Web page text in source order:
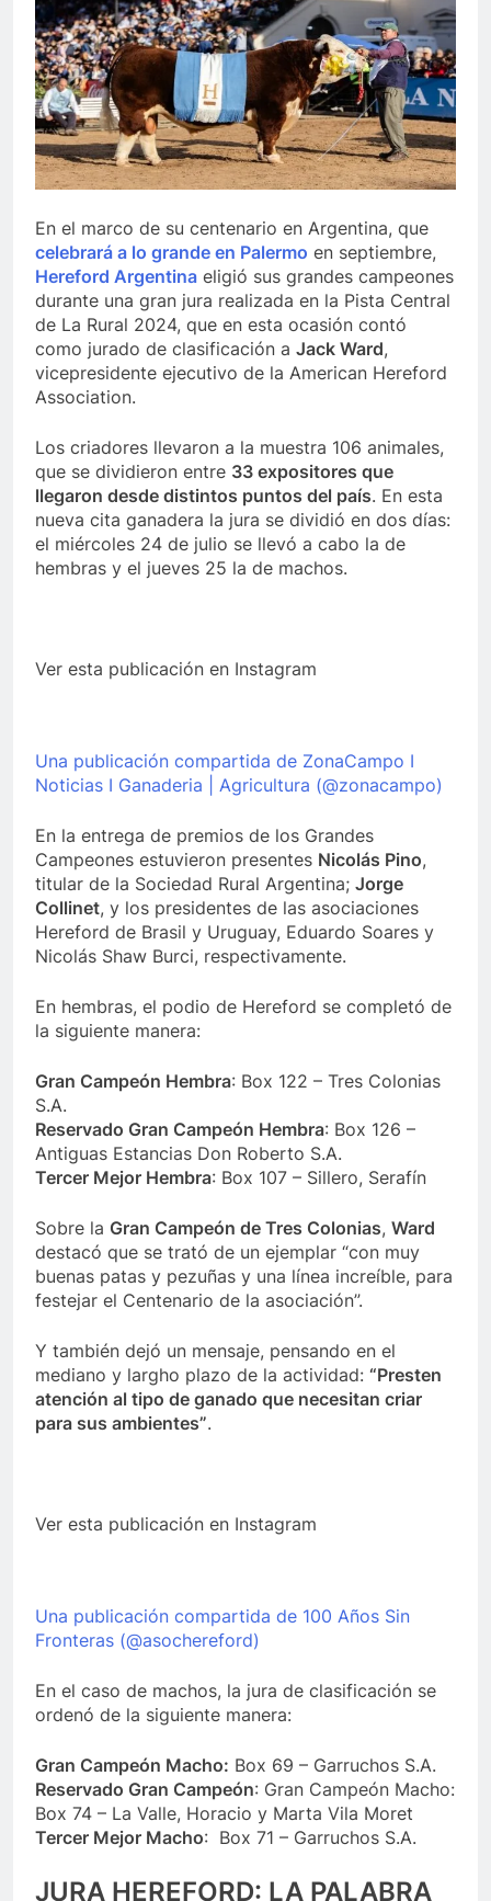
En el marco de su centenario en Argentina, que
celebrará a lo grande en Palermo en septiembre,
Hereford Argentina eligió sus grandes campeones
durante una gran jura realizada en la Pista Central
de La Rural 2024, que en esta ocasión contó
como jurado de clasificación a Jack Ward,
vicepresidente ejecutivo de la American Hereford
Association.
Los criadores llevaron a la muestra 106 animales,
que se dividieron entre 33 expositores que
llegaron desde distintos puntos del país. En esta
nueva cita ganadera la jura se dividió en dos días:
el miércoles 24 de julio se llevó a cabo la de
hembras y el jueves 25 la de machos.
Ver esta publicación en Instagram
Una publicación compartida de ZonaCampo I
Noticias I Ganaderia | Agricultura (@zonacampo)
En la entrega de premios de los Grandes
Campeones estuvieron presentes Nicolás Pino,
titular de la Sociedad Rural Argentina; Jorge
Collinet, y los presidentes de las asociaciones
Hereford de Brasil y Uruguay, Eduardo Soares y
Nicolás Shaw Burci, respectivamente.
En hembras, el podio de Hereford se completó de
la siguiente manera:
Gran Campeón Hembra: Box 122 – Tres Colonias
S.A.
Reservado Gran Campeón Hembra: Box 126 –
Antiguas Estancias Don Roberto S.A.
Tercer Mejor Hembra: Box 107 – Sillero, Serafín
Sobre la Gran Campeón de Tres Colonias, Ward
destacó que se trató de un ejemplar “con muy
buenas patas y pezuñas y una línea increíble, para
festejar el Centenario de la asociación”.
Y también dejó un mensaje, pensando en el
mediano y largho plazo de la actividad: “Presten
atención al tipo de ganado que necesitan criar
para sus ambientes”.
Ver esta publicación en Instagram
Una publicación compartida de 100 Años Sin
Fronteras (@asochereford)
En el caso de machos, la jura de clasificación se
ordenó de la siguiente manera:
Gran Campeón Macho: Box 69 – Garruchos S.A.
Reservado Gran Campeón: Gran Campeón Macho:
Box 74 – La Valle, Horacio y Marta Vila Moret
Tercer Mejor Macho: Box 71 – Garruchos S.A.
JURA HEREFORD: LA PALABRA